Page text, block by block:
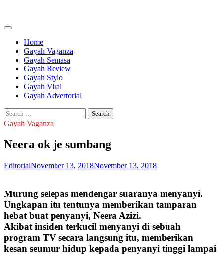
content
Home
Gayah Vaganza
Gayah Semasa
Gayah Review
Gayah Stylo
Gayah Viral
Gayah Advertorial
Search
for:
Gayah Vaganza
Neera ok je sumbang
EditorialNovember 13, 2018November 13, 2018
Murung selepas mendengar suaranya menyanyi.
Ungkapan itu tentunya memberikan tamparan
hebat buat penyanyi, Neera Azizi.
Akibat insiden terkucil menyanyi di sebuah
program TV secara langsung itu, memberikan
kesan seumur hidup kepada penyanyi tinggi lampai